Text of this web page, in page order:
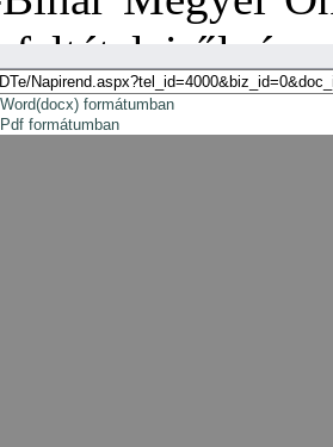
formátumban
formátumban